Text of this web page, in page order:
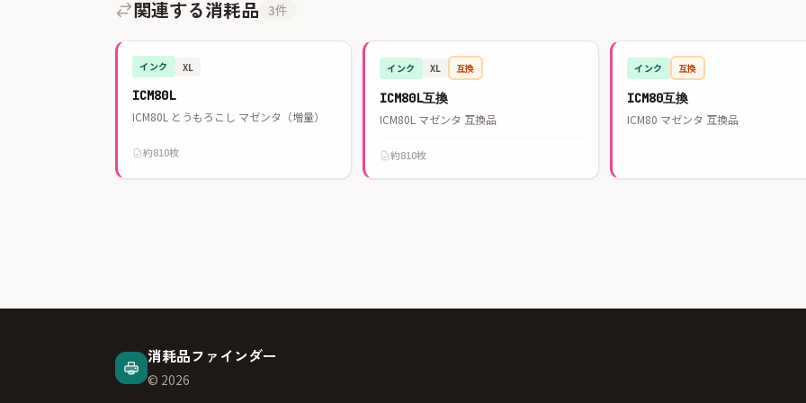
関連する消耗品 3件
インク XL
ICM80L
ICM80L とうもろこし マゼンタ（増量）
約810枚
インク XL 互換
ICM80L互換
ICM80L マゼンタ 互換品
約810枚
インク 互換
ICM80互換
ICM80 マゼンタ 互換品
消耗品ファインダー
© 2026